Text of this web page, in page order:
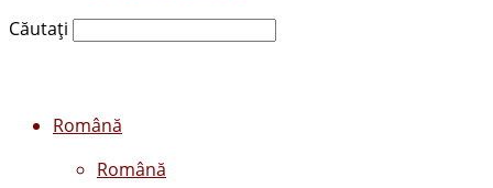
Căutați
Română
Română